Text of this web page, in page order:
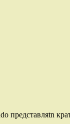
представляtn